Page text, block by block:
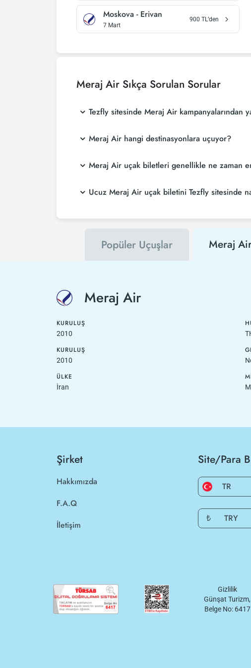
Moskova - Erivan
7 Mart
900 TL’den
Meraj Air Sıkça Sorulan Sorular
Tezfly sitesinde Meraj Air kampanyalarından
Meraj Air hangi destinasyonlara uçuyor?
Meraj Air uçak biletleri genellikle ne zaman
Ucuz Meraj Air uçak biletini Tezfly sitesinde
Popüler Uçuşlar Meraj
Meraj Air
KURULUŞ
2010
KURULUŞ
2010
ÜLKE
İran
Şirket
Hakkımızda
F.A.Q
İletişim
Site/Para
TR
₺ TRY
Gizlilik
Günşat Turizm,
Belge No: 6417